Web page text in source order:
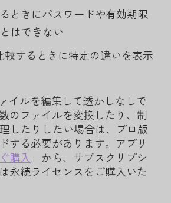
ときにパスワードや有効期限
はできない
較するときに特定の違いを表示
イルを編集して透かしなしで
のファイルを変換したり、制
したりしたい場合は、プロ版
する必要があります。アプリ
購入 」から、サブスクリプシ
永続ライセンスをご購入いた